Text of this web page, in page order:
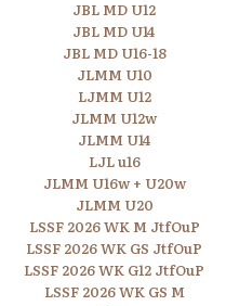
JBL MD U12
JBL MD U14
JBL MD U16-18
JLMM U10
LJMM U12
JLMM U12w
JLMM U14
LJL u16
JLMM U16w + U20w
JLMM U20
LSSF 2026 WK M JtfOuP
LSSF 2026 WK GS JtfOuP
LSSF 2026 WK G12 JtfOuP
LSSF 2026 WK GS M